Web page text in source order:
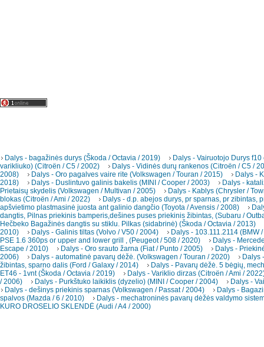
Dalys - bagažinės durys (Škoda / Octavia / 2019)
Dalys - Vairuotojo Durys
varikliuko) (Citroën / C5 / 2002)
Dalys - Vidinės durų rankenos (Citroën / C5 /
2008)
Dalys - Oro pagalves vaire rite (Volkswagen / Touran / 2015)
Dalys -
2018)
Dalys - Duslintuvo galinis bakelis (MINI / Cooper / 2003)
Dalys -
Prietaisų skydelis (Volkswagen / Multivan / 2005)
Dalys - Kablys (Chrysler /
blokas (Citroën / Ami / 2022)
Dalys - d.p. abejos durys, pr sparnas, pr zibintas,
apšvietimo plastmasinė juosta ant galinio dangčio (Toyota / Avensis / 2008)
dangtis, Pilnas priekinis bamperis,dešines puses priekinis žibintas, (Subaru /
Hečbeko Bagažinės dangtis su stiklu. Pilkas (sidabrinė) (Škoda / Octavia / 2013)
2010)
Dalys - Galinis tiltas (Volvo / V50 / 2004)
Dalys - 103.111.2114 (BMW
PSE 1.6 360ps or upper and lower grill , (Peugeot / 508 / 2020)
Dalys -
Escape / 2010)
Dalys - Oro srauto žarna (Fiat / Punto / 2005)
Dalys -
2006)
Dalys - automatinė pavarų dėžė. (Volkswagen / Touran / 2020)
Dalys
žibintas, sparno dalis (Ford / Galaxy / 2014)
Dalys - Pavarų dėžė. 5 bėgių,
ET46 - 1vnt (Škoda / Octavia / 2019)
Dalys - Variklio dirzas (Citroën / Ami /
/ 2006)
Dalys - Purkštuko laikiklis (dyzelio) (MINI / Cooper / 2004)
Dalys -
Dalys - dešinys priekinis sparnas (Volkswagen / Passat / 2004)
Dalys -
spalvos (Mazda / 6 / 2010)
Dalys - mechatroninės pavarų dėžės valdymo
KURO DROSELIO SKLENDĖ (Audi / A4 / 2000)